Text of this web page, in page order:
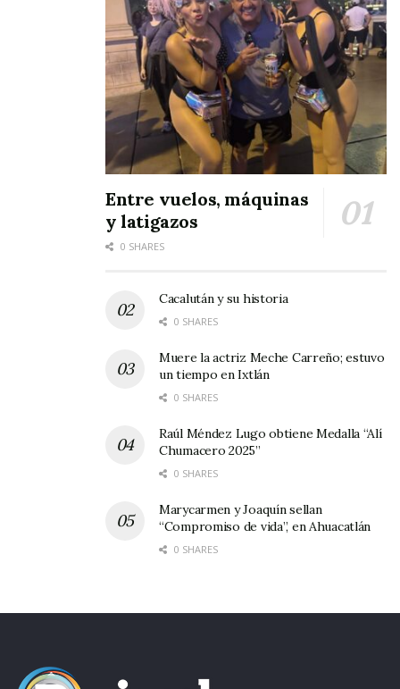
La inclusión deHoustonno solo amplía la
oferta internacional, sino que fortalece el perfil
global del estado.
La apertura de esta ruta representa más que
una línea en el mapa: es una declaración de
intenciones. Nayarit se proyecta como un
recibir al mundo.
Entre vuelos, máquinas
y latigazos
0 SHARES
Cacalután y su historia
0 SHARES
Muere la actriz Meche Carreño; estuvo
un tiempo en Ixtlán
0 SHARES
Raúl Méndez Lugo obtiene Medalla “Alí
Chumacero 2025”
0 SHARES
Marycarmen y Joaquín sellan
“Compromiso de vida”, en Ahuacatlán
0 SHARES